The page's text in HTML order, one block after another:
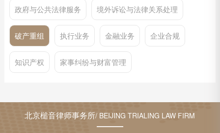
政府与公共法律服务 境外诉讼与法律关系处理
破产重组 执行业务 金融业务 企业合规
知识产权 家事纠纷与财富管理
北京槌音律师事务所/ BEIJING TRIALING LAW FIRM